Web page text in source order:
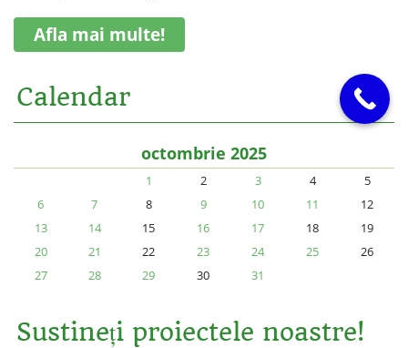
Afla mai multe!
Calendar
octombrie 2025
1 2 3 4
5
6
7 8 9 10 11
12
13
14 15 16 17 18
19
20
21 22 23 24 25
26
27
28 29 30 31
Sustineți proiectele noastre!